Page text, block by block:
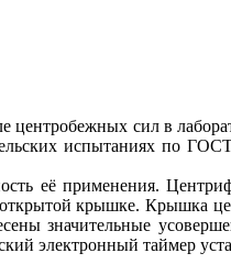
центробежных сил в
испытаниях по
её применения.
крышке. Крышка
значительные
электронный таймер